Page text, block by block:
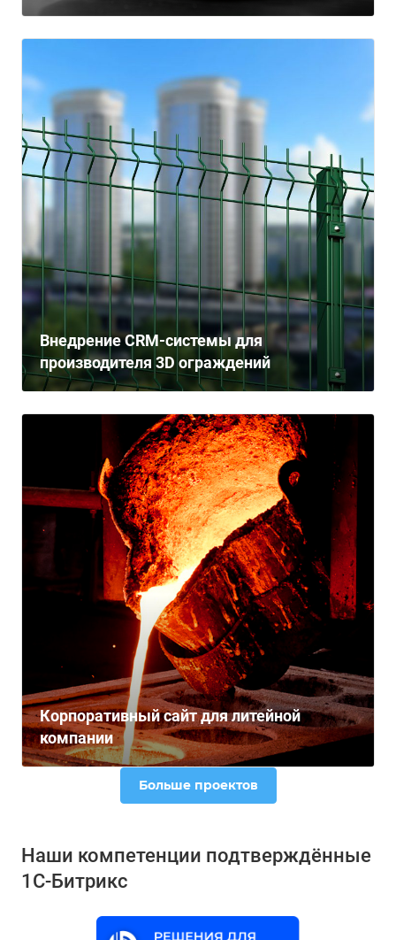
Внедрение CRM-системы для
производителя 3D ограждений
Корпоративный сайт для литейной
компании
Больше проектов
Наши компетенции подтверждённые
1С-Битрикс